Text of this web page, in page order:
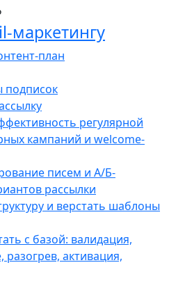
маркетингу
план
подписок
регулярной
кампаний и welcome-
писем и A/Б-
рассылки
и верстать шаблоны
с базой: валидация,
разогрев, активация,